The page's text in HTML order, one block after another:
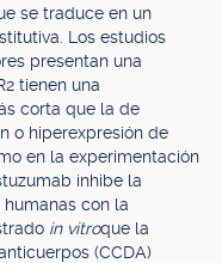
se traduce en un
Los estudios
presentan una
tienen una
corta que la de
o hiperexpresión de
en la experimentación
inhibe la
con la
in vitroque la
(CCDA)